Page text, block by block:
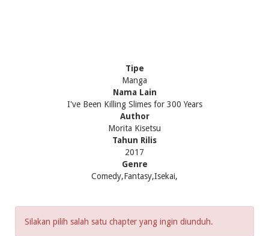
Tipe
Manga
Nama Lain
I've Been Killing Slimes for 300 Years
Author
Morita Kisetsu
Tahun Rilis
2017
Genre
Comedy,Fantasy,Isekai,
Silakan pilih salah satu chapter yang ingin diunduh.